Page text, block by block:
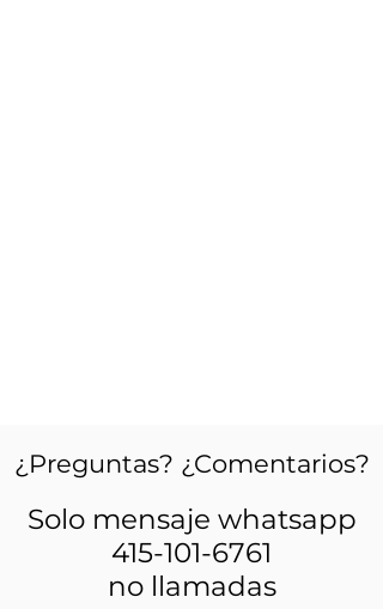
¿Preguntas? ¿Comentarios?
Solo mensaje whatsapp
415-101-6761
no llamadas